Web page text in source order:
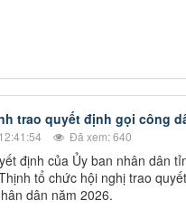
trao quyết định gọi công
Đã xem: 640
định của Ủy ban nhân dân
tổ chức hội nghị trao
dân năm 2026.